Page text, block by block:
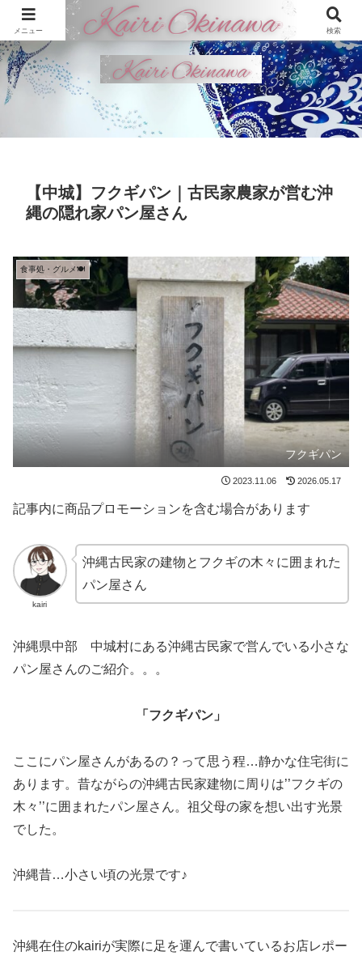
【中城】フクギパン｜古民家農家が営む沖
縄の隠れ家パン屋さん
食事処・グルメ🍽️
フクギパン
2023.11.06 2026.05.17
記事内に商品プロモーションを含む場合があります
kairi
沖縄古民家の建物とフクギの木々に囲まれた
パン屋さん
沖縄県中部 中城村にある沖縄古民家で営んでいる小さな
パン屋さんのご紹介。。。
「フクギパン」
ここにパン屋さんがあるの？って思う程…静かな住宅街に
あります。昔ながらの沖縄古民家建物に周りは’’フクギの
木々’’に囲まれたパン屋さん。祖父母の家を想い出す光景
でした。
沖縄昔…小さい頃の光景です♪
沖縄在住のkairiが実際に足を運んで書いているお店レポー
メニュー 検索